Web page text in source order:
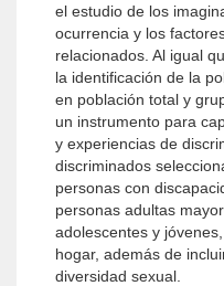
el estudio de los
ocurrencia y los
relacionados. Al igual
la identificación de la
en población total y
un instrumento para
y experiencias de
discriminados
personas con
personas adultas
adolescentes y
hogar, además de
diversidad sexual.